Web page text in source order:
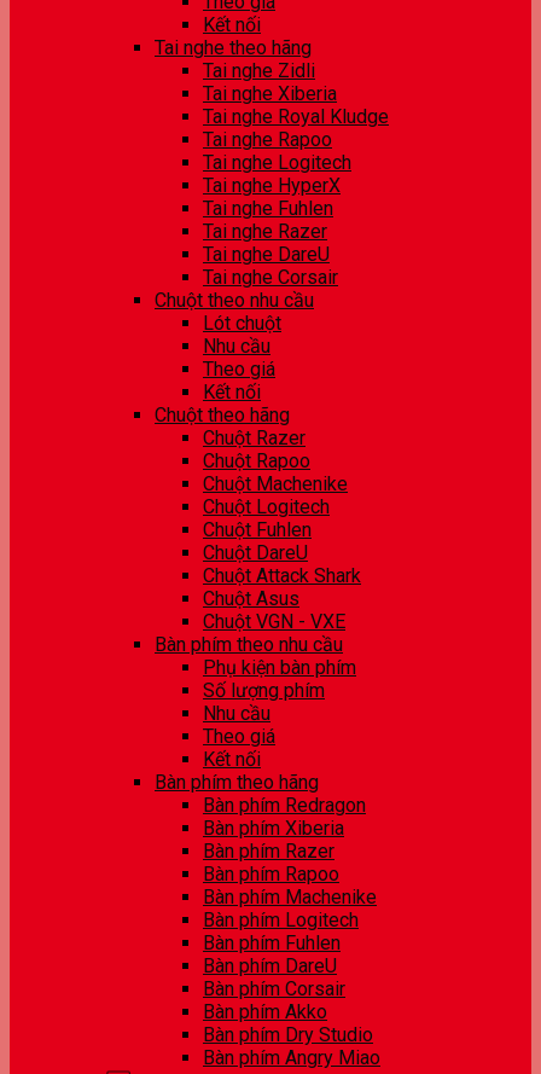
Kết nối
Tai nghe theo hãng
Tai nghe Zidli
Tai nghe Xiberia
Tai nghe Royal Kludge
Tai nghe Rapoo
Tai nghe Logitech
Tai nghe HyperX
Tai nghe Fuhlen
Tai nghe Razer
Tai nghe DareU
Tai nghe Corsair
Chuột theo nhu cầu
Lót chuột
Nhu cầu
Theo giá
Kết nối
Chuột theo hãng
Chuột Razer
Chuột Rapoo
Chuột Machenike
Chuột Logitech
Chuột Fuhlen
Chuột DareU
Chuột Attack Shark
Chuột Asus
Chuột VGN - VXE
Bàn phím theo nhu cầu
Phụ kiện bàn phím
Số lượng phím
Nhu cầu
Theo giá
Kết nối
Bàn phím theo hãng
Bàn phím Redragon
Bàn phím Xiberia
Bàn phím Razer
Bàn phím Rapoo
Bàn phím Machenike
Bàn phím Logitech
Bàn phím Fuhlen
Bàn phím DareU
Bàn phím Corsair
Bàn phím Akko
Bàn phím Dry Studio
Bàn phím Angry Miao